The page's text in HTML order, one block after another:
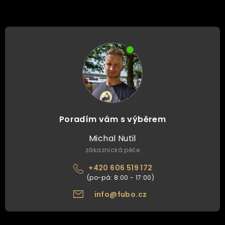
Poradím vám s výběrem
Michal Nutil
zákaznická péče
+420 606 519 172
info@fubo.cz